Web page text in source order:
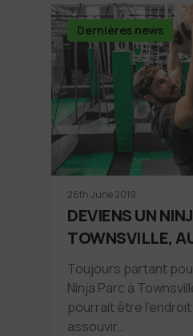
Dernières news
26th June 2019
DEVIENS UN
TOWNSVILLE,
Toujours partant
Ninja Parc à
pourrait être
assouvir…